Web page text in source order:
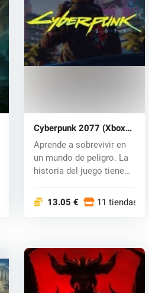
Cyberpunk 2077 (Xbox
One) key
Aprende a sobrevivir en
un mundo de peligro. La
historia del juego tiene
13.05 € 11 tiendas